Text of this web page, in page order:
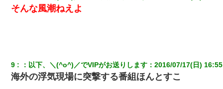
スマホを与えられて、中学卒業する頃にはすっかり女叩きに洗脳
された弟が、大学進学のために一人暮らししたいと言い出した。
【悲報】嫁がワイのこと嫌いっぽいから単身赴任した結果
そんな風潮ねえよ
9 ： 以下、＼(^o^)／でVIPがお送りします ：2016/07/17(日)
海外の浮気現場に突撃する番組ほんとすこ